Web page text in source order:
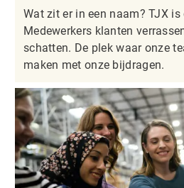
Wat zit er in een naam? TJX
Medewerkers klanten
schatten. De plek waar onze
maken met onze bijdragen.